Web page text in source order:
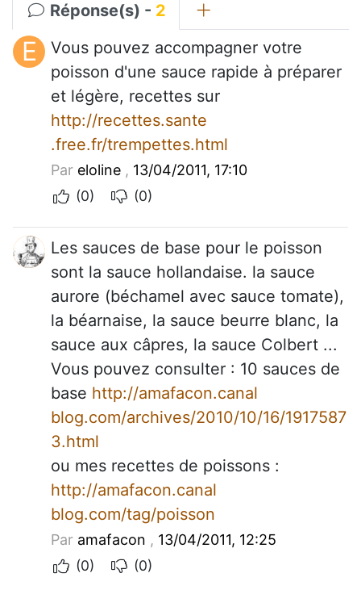
Réponse(s) - 2
E
Vous pouvez accompagner votre
poisson d'une sauce rapide à préparer
et légère, recettes sur
http://recettes.sante
.free.fr/trempettes.html
Par eloline , 13/04/2011, 17:10
(0)
(0)
Les sauces de base pour le poisson
sont la sauce hollandaise. la sauce
aurore (béchamel avec sauce tomate),
la béarnaise, la sauce beurre blanc, la
sauce aux câpres, la sauce Colbert ...
Vous pouvez consulter : 10 sauces de
base http://amafacon.canal
blog.com/archives/2010/10/16/1917587
3.html
ou mes recettes de poissons :
http://amafacon.canal
blog.com/tag/poisson
Par amafacon , 13/04/2011, 12:25
(0)
(0)